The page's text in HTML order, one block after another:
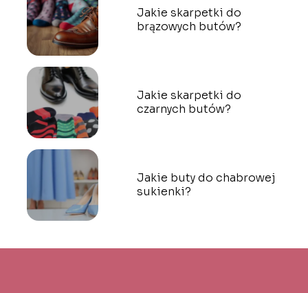
Jakie skarpetki do
brązowych butów?
Jakie skarpetki do
czarnych butów?
Jakie buty do chabrowej
sukienki?